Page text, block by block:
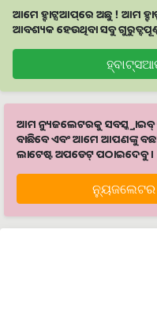
ଆମେ ହ୍ବାଟ୍ସଆପ୍‌ରେ ଅଛୁ ! ଆମ
ଆବଶ୍ୟକ ହେଉଥିବା ସବୁ
ଆମ ନ୍ୟୁଜଲେଟରକୁ ସବସ୍କ୍ରାଇବ୍
ବାଛିବେ ଏବଂ ଆମେ ଆପଣଙ୍କୁ
ଲାଟେଷ୍ଟ ଅପଡେଟ୍‌ ପଠାଇଦେବୁ ।
ନ୍ୟୁଜଲେଟର